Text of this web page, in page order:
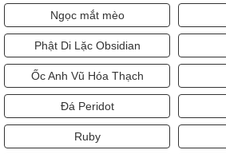
Ngọc mắt mèo
Phật Di Lặc Obsidian
Ốc Anh Vũ Hóa Thạch
Đá Peridot
Ruby